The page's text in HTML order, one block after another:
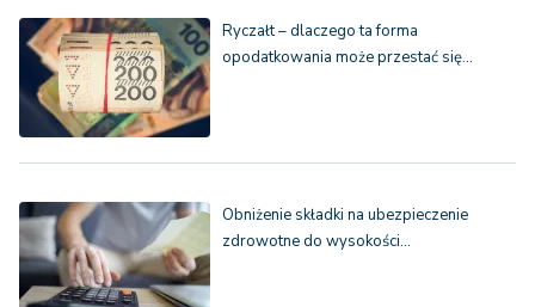
Ryczałt – dlaczego ta forma
opodatkowania może przestać się…
Obniżenie składki na ubezpieczenie
zdrowotne do wysokości…